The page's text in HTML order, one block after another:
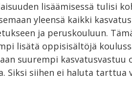
lisäämisessä tulisi
yleensä kaikki
ja peruskouluun.
lisätä oppisisältöjä
suurempi kasvatusvastuu
Siksi siihen ei haluta tarttua